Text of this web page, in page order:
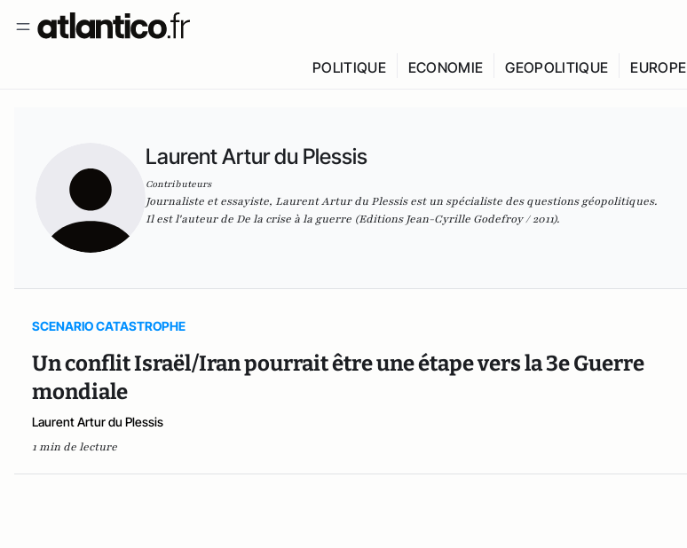
POLITIQUE ECONOMIE GEOPOLITIQUE EUROPE
Laurent Artur du Plessis
Contributeurs
Journaliste et essayiste, LaurentArturdu Plessis est un spécialiste des questions géopolitiques.
Il est l'auteur deDe la crise à la guerre (Editions Jean-Cyrille Godefroy / 2011).
SCENARIO CATASTROPHE
Un conflit Israël/Iran pourrait être une étape vers la 3e Guerre
mondiale
Laurent Artur du Plessis
1 min de lecture